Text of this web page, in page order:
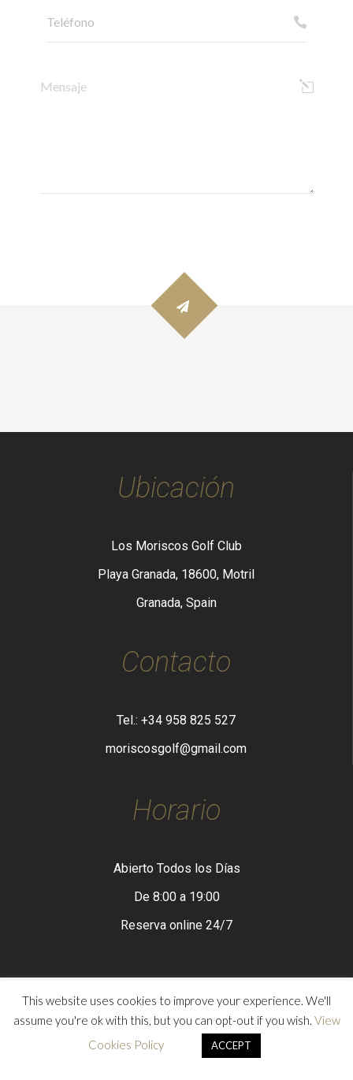
Ubicación
Los Moriscos Golf Club
Playa Granada, 18600, Motril
Granada, Spain
Contacto
Tel.: +34 958 825 527
moriscosgolf@gmail.com
Horario
Abierto Todos los Días
De 8:00 a 19:00
Reserva online 24/7
Contacto Aviso Legal Política de Privacidad
This website uses cookies to improve your experience. We'll
assume you're ok with this, but you can opt-out if you wish. View
Cookies Policy
ACCEPT